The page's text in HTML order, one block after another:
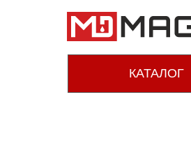
КАТАЛОГ